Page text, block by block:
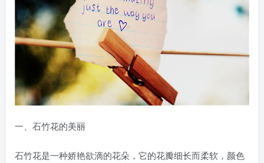
一、石竹花的美丽
石竹花是一种娇艳欲滴的花朵，它的花瓣细长而柔软，颜色